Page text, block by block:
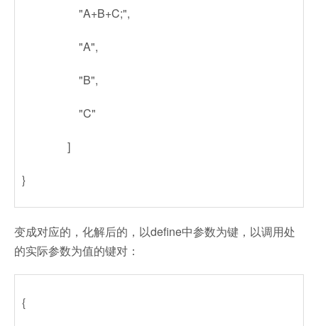
"A+B+C;",
"A",
"B",
"C"
]
}
变成对应的，化解后的，以define中参数为键，以调用处
的实际参数为值的键对：
{